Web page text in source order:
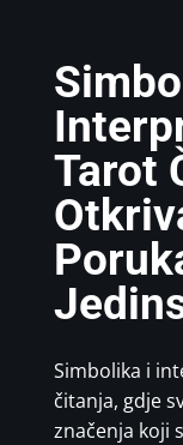
Tarot
Simbolika i
čitanja, gdje
značenja koji